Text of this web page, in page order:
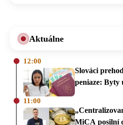
Aktuálne
12:00
Slováci
peniaze: Byty
11:00
MiCA posilní